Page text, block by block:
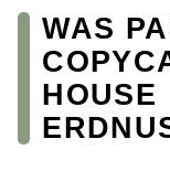
WAS
HOUSE